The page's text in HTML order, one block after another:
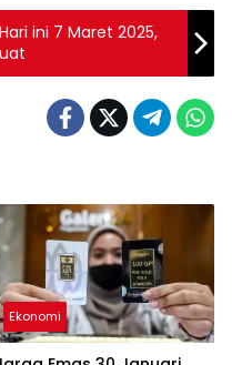
ini 7 Maret 2025,
Ekonomi